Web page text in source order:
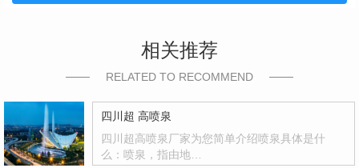
相关推荐
RELATED TO RECOMMEND
四川超 高喷泉
四川超高喷泉厂家为您简单介绍喷泉具体是什
么：喷泉，指由地…